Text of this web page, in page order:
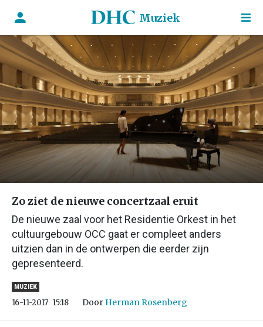
Muziek
Zo ziet de nieuwe concertzaal eruit
De nieuwe zaal voor het Residentie Orkest in het
cultuurgebouw OCC gaat er compleet anders
uitzien dan in de ontwerpen die eerder zijn
gepresenteerd.
MUZIEK
16-11-2017 15:18 Door Herman Rosenberg